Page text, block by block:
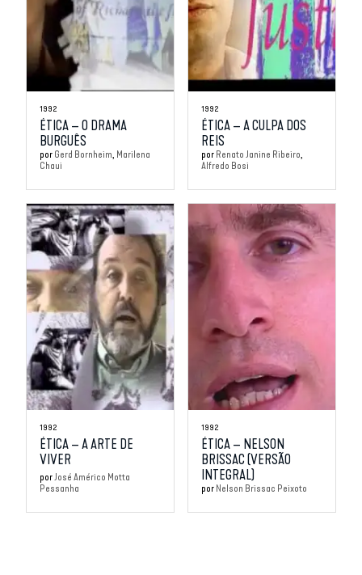
1992
ÉTICA – O DRAMA
BURGUÊS
por Gerd Bornheim Marilena
Chaui
1992
ÉTICA – A CULPA DOS
REIS
por Renato Janine Ribeiro
Alfredo Bosi
1992
ÉTICA – A ARTE DE
VIVER
porJosé Américo Motta
Pessanha
1992
ÉTICA – NELSON
BRISSAC (VERSÃO
INTEGRAL)
por Nelson Brissac Peixoto